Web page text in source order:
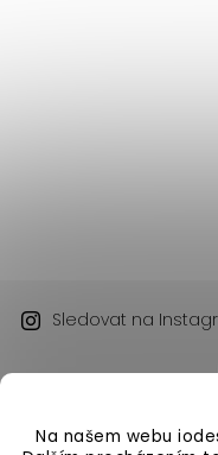
Na našem webu
Sledovat na